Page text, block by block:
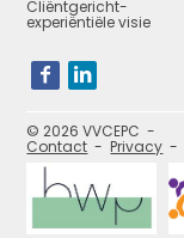
Cliëntgericht-
experiëntiële visie
Bezoek
onze
pagina's:
© 2026 VVCEPC
Contact Privacy